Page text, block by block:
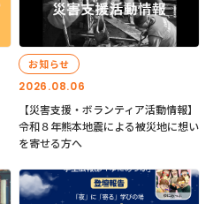
2026.08.06
お知らせ
【災害支援・ボランティア活動情報】
令和８年熊本地震による被災地に想い
を寄せる方へ